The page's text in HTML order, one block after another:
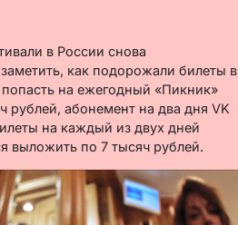
в России снова
как подорожали билеты в
на ежегодный «Пикник»
абонемент на два дня VK
на каждый из двух дней
выложить по 7 тысяч рублей.